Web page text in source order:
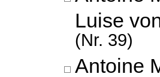
Luise
(Nr. 39)
Antoine